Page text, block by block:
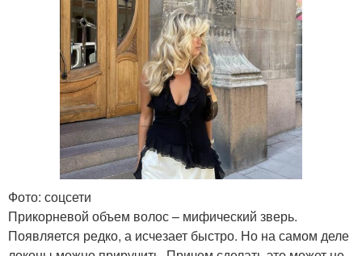
Фото: соцсети
Прикорневой объем волос – мифический зверь.
Появляется редко, а исчезает быстро. Но на самом деле